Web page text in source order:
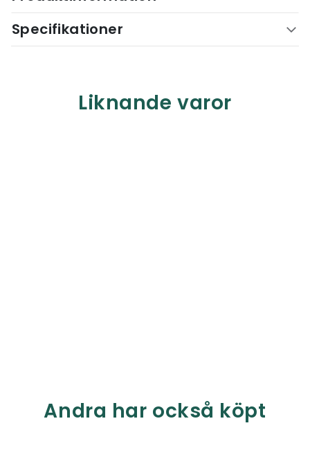
Specifikationer
Liknande varor
Andra har också köpt